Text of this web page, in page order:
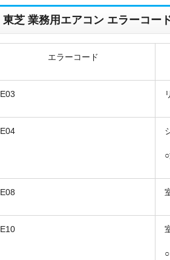
東芝 業務用エアコン エラーコー
エラーコード
E03
E04
E08
E10